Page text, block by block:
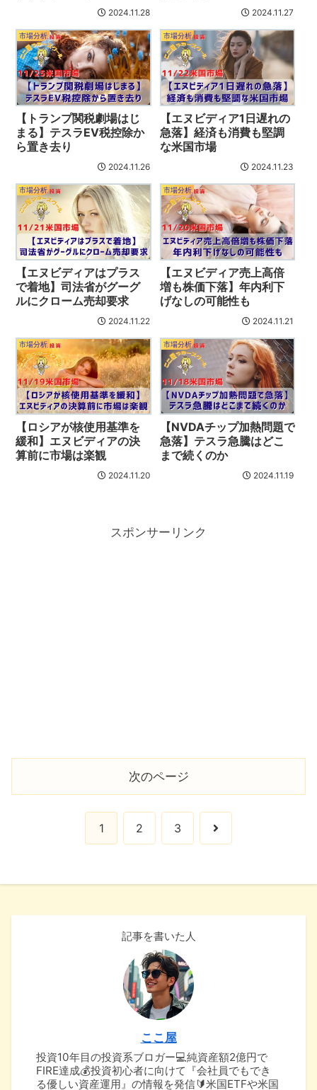
2024.11.28 2024.11.27
市場分析
【トランプ関税劇場はじ
まる】テスラEV税控除か
ら置き去り
2024.11.26
市場分析
【エヌビディア1日遅れの
急落】経済も消費も堅調
な米国市場
2024.11.23
市場分析
【エヌビディアはプラス
で着地】司法省がグーグ
ルにクローム売却要求
2024.11.22
市場分析
【エヌビディア売上高倍
増も株価下落】年内利下
げなしの可能性も
2024.11.21
市場分析
【ロシアが核使用基準を
緩和】エヌビディアの決
算前に市場は楽観
2024.11.20
市場分析
【NVDAチップ加熱問題で
急落】テスラ急騰はどこ
まで続くのか
2024.11.19
スポンサーリンク
次のページ
1 2 3 次
記事を書いた人
ここ屋
投資10年目の投資系ブロガー💻純資産額2億円で
FIRE達成💰投資初心者に向けて『会社員でもでき
る優しい資産運用』の情報を発信🔰米国ETFや米国